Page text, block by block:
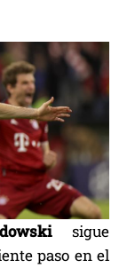
sigue
paso en el